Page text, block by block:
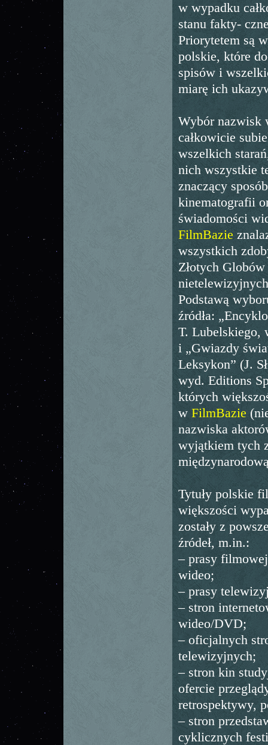
w wypadku
stanu fakty-
Priorytetem są
polskie, które
spisów i
miarę ich
Wybór nazwisk
całkowicie
wszelkich
nich wszystkie
znaczący
kinematografii
świadomości
FilmBazie
wszystkich
Złotych
Podstawą
źródła:
T. Lubelskiego,
i „Gwiazdy
Leksykon” (J.
wyd. Editions
których
w FilmBazie
nazwiska
wyjątkiem tych
Tytuły polskie
większości
zostały z
źródeł, m.in.:
– prasy
wideo;
– prasy
– stron
wideo/DVD;
– oficjalnych
telewizyjnych;
– stron kin
ofercie
retrospektywy,
– stron
cyklicznych